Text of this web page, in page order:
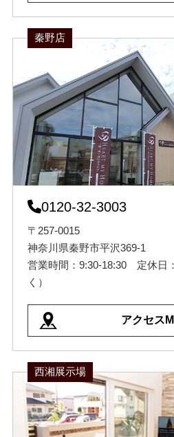
秦野店
0120-32-3003
〒257-0015
神奈川県秦野市平沢369-1
営業時間：9:30-18:30 定休日
く）
アクセス
西湘展示場